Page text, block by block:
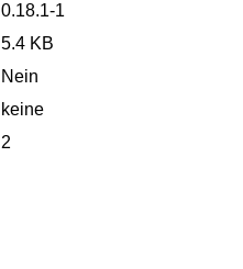
0.18.1-1
5.4 KB
Nein
keine
2